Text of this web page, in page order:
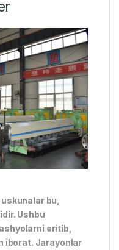
bu,
Ushbu
eritib,
iborat. Jarayonlar